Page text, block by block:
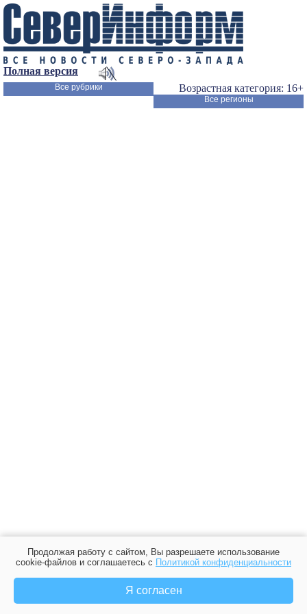
Полная версия
Возрастная категория: 16+
Все рубрики
Все регионы
Продолжая работу с сайтом, Вы разрешаете использование
cookie-файлов и соглашаетесь с Политикой конфиденциальности
Я согласен